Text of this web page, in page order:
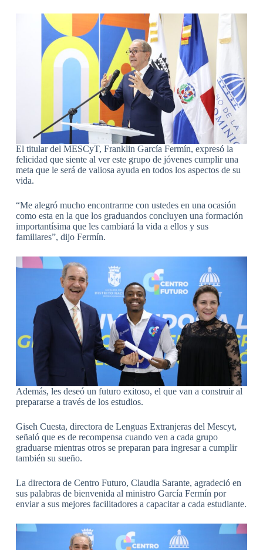
El titular del MESCyT, Franklin García Fermín, expresó la
felicidad que siente al ver este grupo de jóvenes cumplir una
meta que le será de valiosa ayuda en todos los aspectos de su
vida.
“Me alegró mucho encontrarme con ustedes en una ocasión
como esta en la que los graduandos concluyen una formación
importantísima que les cambiará la vida a ellos y sus
familiares”, dijo Fermín.
Además, les deseó un futuro exitoso, el que van a construir al
prepararse a través de los estudios.
Giseh Cuesta, directora de Lenguas Extranjeras del Mescyt,
señaló que es de recompensa cuando ven a cada grupo
graduarse mientras otros se preparan para ingresar a cumplir
también su sueño.
La directora de Centro Futuro, Claudia Sarante, agradeció en
sus palabras de bienvenida al ministro García Fermín por
enviar a sus mejores facilitadores a capacitar a cada estudiante.